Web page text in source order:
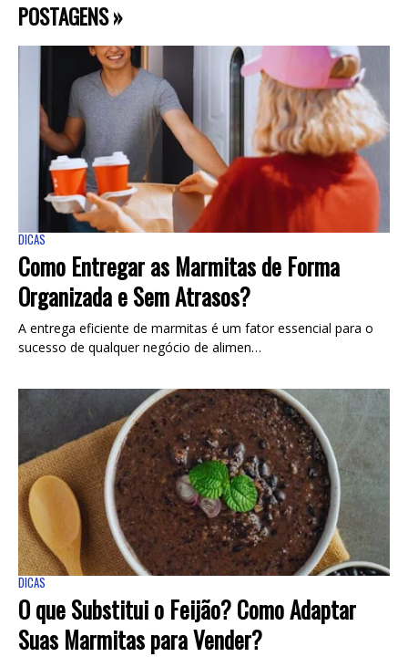
POSTAGENS »
DICAS
Como Entregar as Marmitas de Forma
Organizada e Sem Atrasos?
A entrega eficiente de marmitas é um fator essencial para o
sucesso de qualquer negócio de alimen…
DICAS
O que Substitui o Feijão? Como Adaptar
Suas Marmitas para Vender?